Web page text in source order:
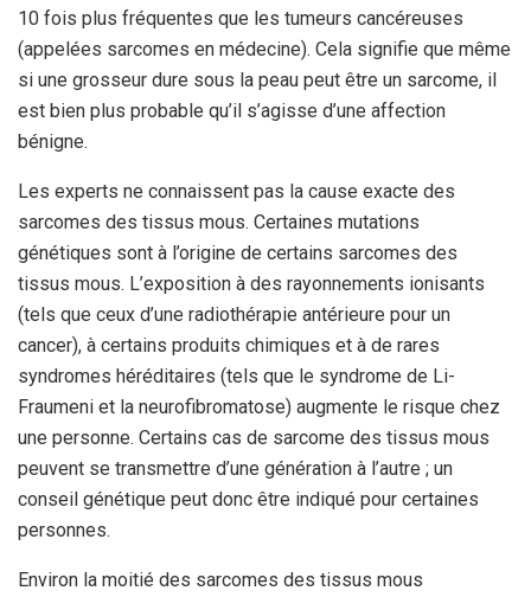
10 fois plus fréquentes que les tumeurs cancéreuses
(appelées sarcomes en médecine). Cela signifie que même
si une grosseur dure sous la peau peut être un sarcome, il
est bien plus probable qu’il s’agisse d’une affection
bénigne.
Les experts ne connaissent pas la cause exacte des
sarcomes des tissus mous. Certaines mutations
génétiques sont à l’origine de certains sarcomes des
tissus mous. L’exposition à des rayonnements ionisants
(tels que ceux d’une radiothérapie antérieure pour un
cancer), à certains produits chimiques et à de rares
syndromes héréditaires (tels que le syndrome de Li-
Fraumeni et la neurofibromatose) augmente le risque chez
une personne. Certains cas de sarcome des tissus mous
peuvent se transmettre d’une génération à l’autre ; un
conseil génétique peut donc être indiqué pour certaines
personnes.
Environ la moitié des sarcomes des tissus mous